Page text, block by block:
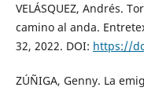
VELÁSQUEZ, Andrés.
camino al anda.
32, 2022. DOI: https://
ZÚÑIGA, Genny. La